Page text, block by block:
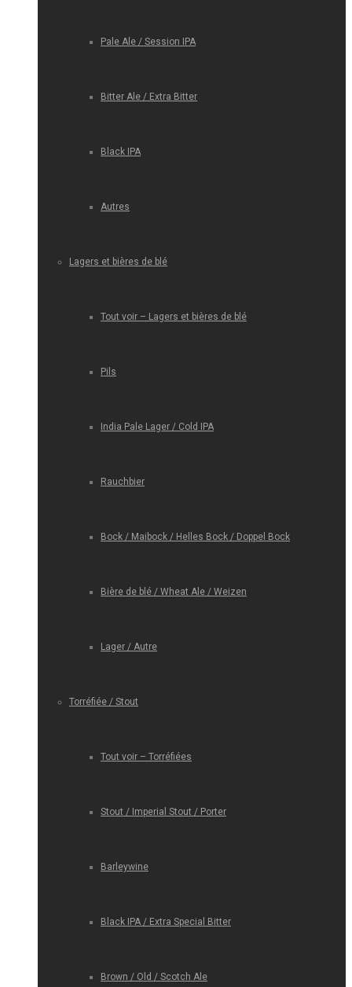
Pale Ale / Session IPA
Bitter Ale / Extra Bitter
Black IPA
Autres
Lagers et bières de blé
Tout voir – Lagers et bières de blé
Pils
India Pale Lager / Cold IPA
Rauchbier
Bock / Maibock / Helles Bock / Doppel Bock
Bière de blé / Wheat Ale / Weizen
Lager / Autre
Torréfiée / Stout
Tout voir – Torréfiées
Stout / Imperial Stout / Porter
Barleywine
Black IPA / Extra Special Bitter
Brown / Old / Scotch Ale